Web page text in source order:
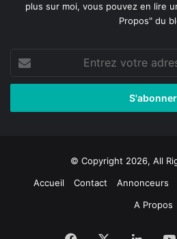
plus sur moi, vous pouvez en lire
Propos" du
Entrez
votre
adresse
© Copyright 2026, All
Accueil
Contact Annonceurs
A Propos